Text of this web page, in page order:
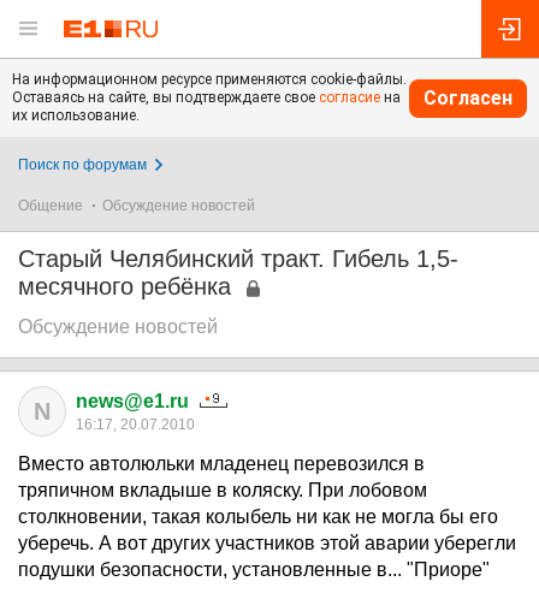
На информационном ресурсе применяются cookie-файлы.
Оставаясь на сайте, вы подтверждаете свое согласие на
их использование.
Согласен
Поиск по форумам
Общение Обсуждение новостей
Старый Челябинский тракт. Гибель 1,5-
месячного ребёнка
Обсуждение новостей
N news@e1.ru
16:17, 20.07.2010
Вместо автолюльки младенец перевозился в
тряпичном вкладыше в коляску. При лобовом
столкновении, такая колыбель ни как не могла бы его
уберечь. А вот других участников этой аварии уберегли
подушки безопасности, установленные в... "Приоре"